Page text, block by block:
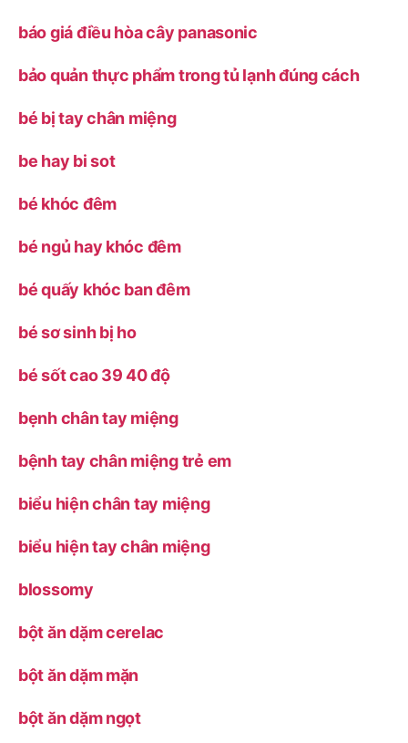
báo giá điều hòa cây panasonic
bảo quản thực phẩm trong tủ lạnh đúng cách
bé bị tay chân miệng
be hay bi sot
bé khóc đêm
bé ngủ hay khóc đêm
bé quấy khóc ban đêm
bé sơ sinh bị ho
bé sốt cao 39 40 độ
bẹnh chân tay miệng
bệnh tay chân miệng trẻ em
biểu hiện chân tay miệng
biểu hiện tay chân miệng
blossomy
bột ăn dặm cerelac
bột ăn dặm mặn
bột ăn dặm ngọt